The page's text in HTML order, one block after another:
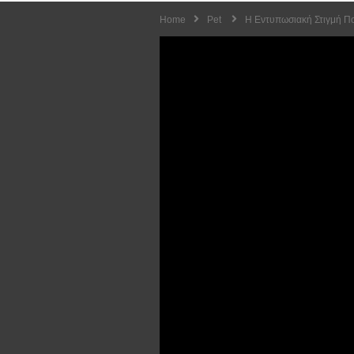
Home Pet Η Εντυπωσιακή Στιγμή